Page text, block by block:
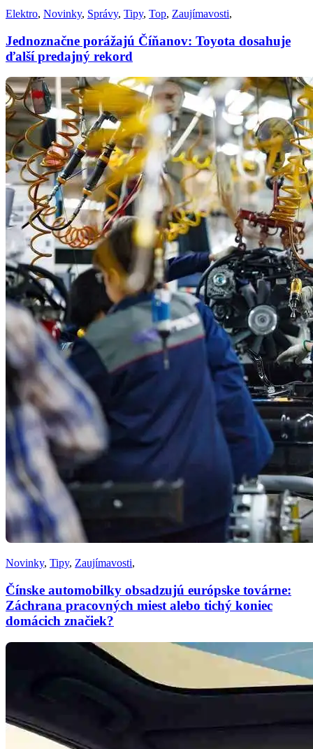
Elektro, Novinky, Správy, Tipy, Top, Zaujímavosti,
Jednoznačne porážajú Číňanov: Toyota dosahuje
ďalší predajný rekord
Novinky, Tipy, Zaujímavosti,
Čínske automobilky obsadzujú európske továrne:
Záchrana pracovných miest alebo tichý koniec
domácich značiek?